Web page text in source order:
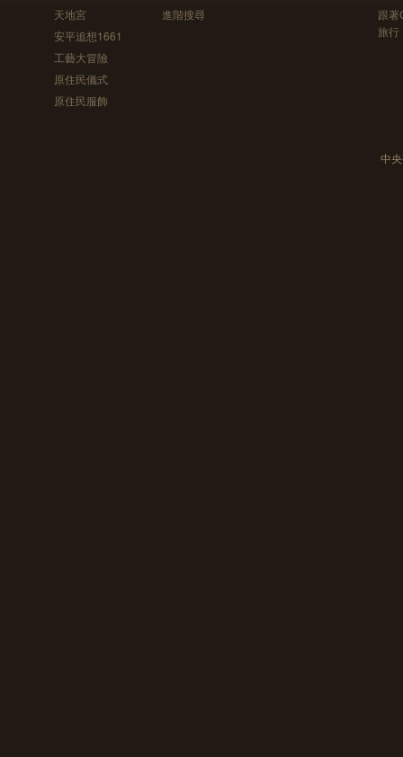
天地宮
安平追想1661
工藝大冒險
原住民儀式
原住民服飾
進階搜尋
跟
旅行
中